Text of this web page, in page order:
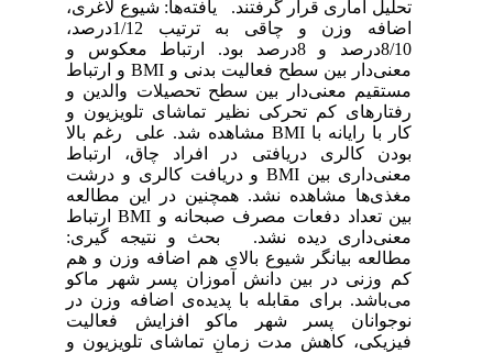
تحلیل آماری قرار گرفتند. یافته‌ها: شیوع لاغری،
اضافه وزن و چاقی به ترتیب 1/12درصد،
8/10درصد و 8درصد بود. ارتباط معکوس و
معنی‌دار بین سطح فعالیت بدنی و BMI و ارتباط
مستقیم معنی‌دار بین سطح تحصیلات والدین و
رفتارهای کم تحرکی نظیر تماشای تلویزیون و
کار با رایانه با BMI مشاهده شد. علی ‌ رغم بالا
بودن کالری دریافتی در افراد چاق، ارتباط
معنی‌داری بین BMI و دریافت کالری و درشت
مغذی‌ها مشاهده نشد. همچنین در این مطالعه
بین تعداد دفعات مصرف صبحانه و BMI ارتباط
معنی‌داری دیده نشد. بحث و نتیجه گیری:
مطالعه بیانگر شیوع بالای هم اضافه وزن و هم
کم وزنی در بین دانش آموزان پسر شهر ماکو
می‌باشد. برای مقابله با پدیده‌ی اضافه وزن در
نوجوانان پسر شهر ماکو افزایش فعالیت
فیزیکی، کاهش مدت زمان تماشای تلویزیون و